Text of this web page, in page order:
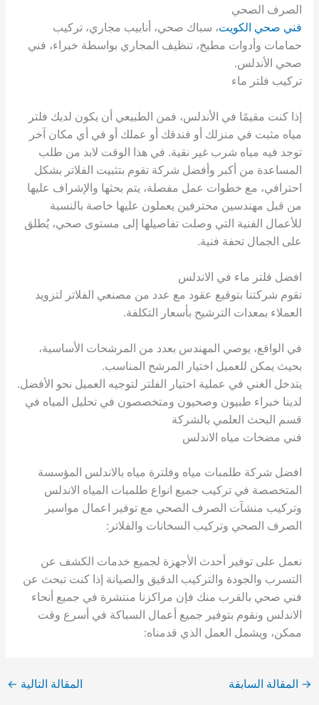
الصرف الصحي
فني صحي الكويت، سباك صحي، أنابيب مجاري، تركيب
حمامات وأدوات مطبخ، تنظيف المجاري بواسطة خبراء، فني
صحي الأندلس.
تركيب فلتر ماء
إذا كنت مقيمًا في الأندلس، فمن الطبيعي أن يكون لديك فلتر
مياه مثبت في منزلك أو فندقك أو عملك أو في أي مكان آخر
توجد فيه مياه شرب غير نقية. في هذا الوقت لابد من طلب
المساعدة من أكبر وأفضل شركة تقوم بتثبيت الفلاتر بشكل
احترافي، مع خطوات عمل مفصلة، يتم بحثها والإشراف عليها
من قبل مهندسين محترفين يعملون عليها خاصة بالنسبة
للأعمال الفنية التي وصلت تفاصيلها إلى مستوى صحي، يُطلق
على الجمال تحفة فنية.
افضل فلتر ماء في الاندلس
تقوم شركتنا بتوقيع عقود مع عدد من مصنعي الفلاتر لتزويد
العملاء بمعدات الترشيح بأسعار التكلفة.
في الواقع، يوصي المهندس بعدد من المرشحات الأساسية،
بحيث يمكن للعميل اختيار المرشح المناسب.
يتدخل الغني في عملية اختيار الفلتر لتوجيه العميل نحو الأفضل.
لدينا خبراء طبيون وصحيون ومتخصصون في تحليل المياه في
قسم البحث العلمي بالشركة
فني مضخات مياه الاندلس
افضل شركة طلمبات مياه وفلترة مياه بالاندلس المؤسسة
المتخصصة في تركيب جميع انواع طلمبات المياه الاندلس
وتركيب منشآت الصرف الصحي مع توفير اعمال مواسير
الصرف الصحي وتركيب السخانات والفلاتر:
نعمل على توفير أحدث الأجهزة لجميع خدمات الكشف عن
التسرب والجودة والتركيب الدقيق والصيانة إذا كنت تبحث عن
فني صحي بالقرب منك فإن مراكزنا منتشرة في جميع أنحاء
الاندلس ونقوم بتوفير جميع أعمال السباكة في أسرع وقت
ممكن، ويشمل العمل الذي قدمناه:
→ المقالة السابقة المقالة التالية ←